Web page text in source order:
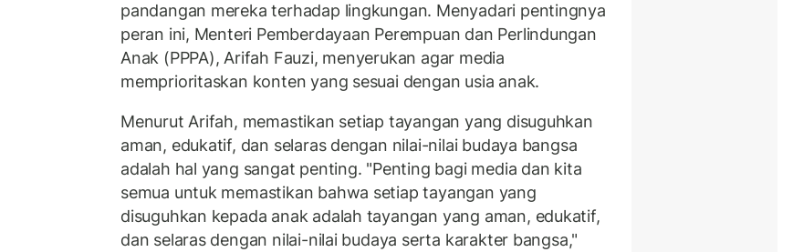
pandangan mereka terhadap lingkungan. Menyadari pentingnya
peran ini, Menteri Pemberdayaan Perempuan dan Perlindungan
Anak (PPPA), Arifah Fauzi, menyerukan agar media
memprioritaskan konten yang sesuai dengan usia anak.
Menurut Arifah, memastikan setiap tayangan yang disuguhkan
aman, edukatif, dan selaras dengan nilai-nilai budaya bangsa
adalah hal yang sangat penting. "Penting bagi media dan kita
semua untuk memastikan bahwa setiap tayangan yang
disuguhkan kepada anak adalah tayangan yang aman, edukatif,
dan selaras dengan nilai-nilai budaya serta karakter bangsa,"